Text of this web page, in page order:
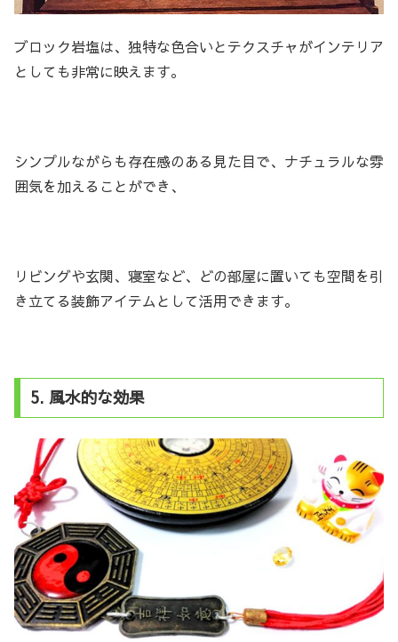
ブロック岩塩は、独特な色合いとテクスチャがインテリア
としても非常に映えます。
シンプルながらも存在感のある見た目で、ナチュラルな雰
囲気を加えることができ、
リビングや玄関、寝室など、どの部屋に置いても空間を引
き立てる装飾アイテムとして活用できます。
5. 風水的な効果